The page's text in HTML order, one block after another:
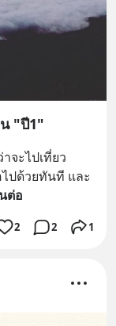
"ปี1"
จะไปเที่ยว
ปด้วยทันที และ
ต่อ
2 2 1